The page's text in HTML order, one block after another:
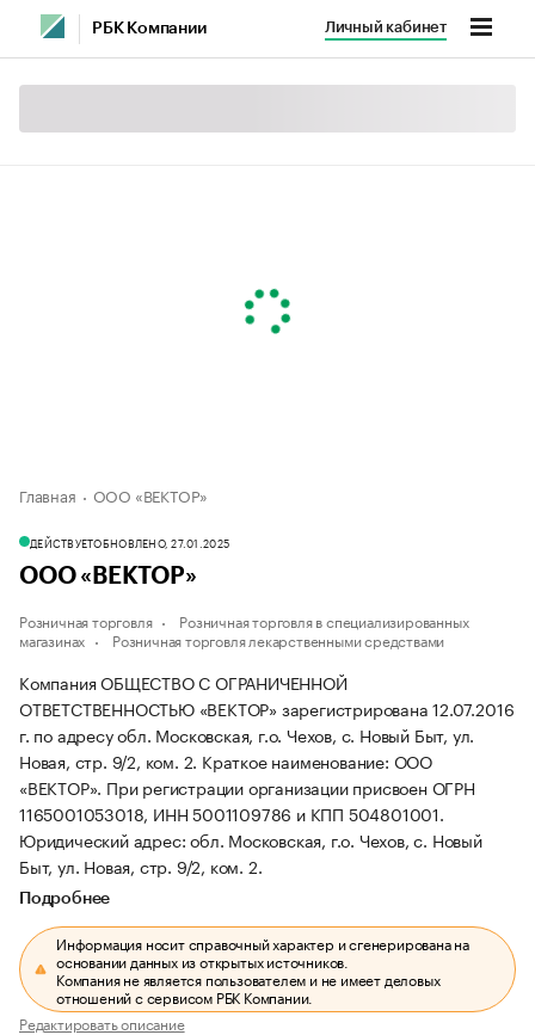
РБК Компании Личный кабинет
Главная ООО «ВЕКТОР»
ДЕЙСТВУЕТОБНОВЛЕНО, 27.01.2025
ООО «ВЕКТОР»
Розничная торговля
Розничная торговля в специализированных
магазинах
Розничная торговля лекарственными средствами
Компания ОБЩЕСТВО С ОГРАНИЧЕННОЙ
ОТВЕТСТВЕННОСТЬЮ «ВЕКТОР» зарегистрирована 12.07.2016
г. по адресу обл. Московская, г.о. Чехов, с. Новый Быт, ул.
Новая, стр. 9/2, ком. 2. Краткое наименование: ООО
«ВЕКТОР». При регистрации организации присвоен ОГРН
1165001053018, ИНН 5001109786 и КПП 504801001.
Юридический адрес: обл. Московская, г.о. Чехов, с. Новый
Быт, ул. Новая, стр. 9/2, ком. 2.
Подробнее
Информация носит справочный характер и сгенерирована на
основании данных из открытых источников.
Компания не является пользователем и не имеет деловых
отношений с сервисом РБК Компании.
Редактировать описание